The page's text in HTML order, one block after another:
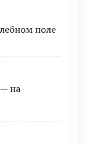
поле
на